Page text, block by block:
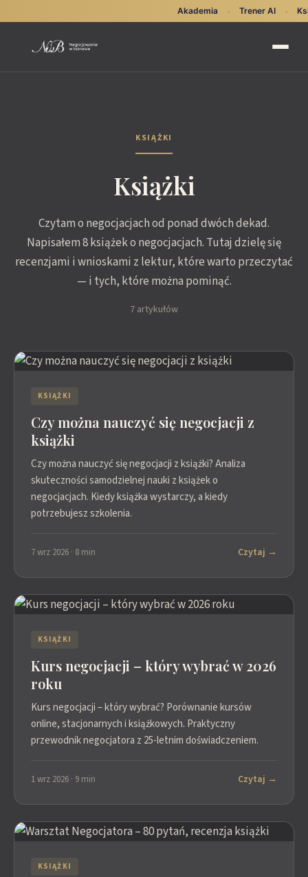
KSIĄŻKI
Książki
Czytam o negocjacjach od ponad dwóch dekad.
Napisałem 8 książek o negocjacjach. Tutaj dzielę się
recenzjami i wnioskami z lektur, które warto przeczytać
— i tych, które można pominąć.
7 artykułów
KSIĄŻKI
Czy można nauczyć się negocjacji z
książki
Czy można nauczyć się negocjacji z książki? Analiza
skuteczności samodzielnej nauki z książek o
negocjacjach. Kiedy książka wystarczy, a kiedy
potrzebujesz szkolenia.
7 wrz 2026 · 8 min Czytaj →
KSIĄŻKI
Kurs negocjacji – który wybrać w 2026
roku
Kurs negocjacji – który wybrać? Porównanie kursów
online, stacjonarnych i książkowych. Praktyczny
przewodnik negocjatora z 25-letnim doświadczeniem.
1 wrz 2026 · 9 min Czytaj →
KSIĄŻKI
Akademia · Trener AI ·